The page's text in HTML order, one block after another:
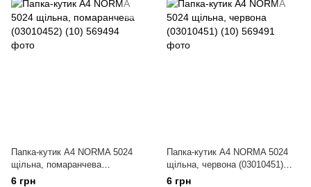
Папка-кутик А4 NORMA 5024
щільна, помаранчева
(03010452) (10)
6 грн
Папка-кутик А4 NORMA 5024
щільна, червона (03010451)
(10)
6 грн